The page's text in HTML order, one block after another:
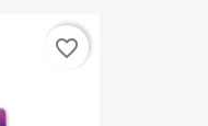
favorite_border